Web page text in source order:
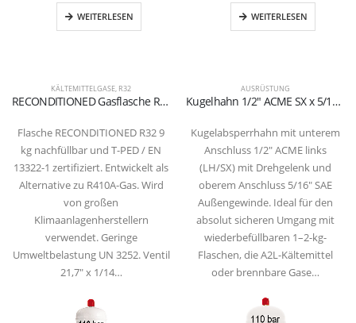
KÄLTEMITTELGASE R32
RECONDITIONED Gasflasche R32 9 kg Ventil W21.7×1/14 SX
Flasche RECONDITIONED R32 9
kg nachfüllbar und T-PED / EN
13322-1 zertifiziert. Entwickelt als
Alternative zu R410A-Gas. Wird
von großen
Klimaanlagenherstellern
verwendet. Geringe
Umweltbelastung UN 3252. Ventil
21,7″ x 1/14…
WEITERLESEN
AUSRÜSTUNG
Kugelhahn 1/2″ ACME SX x 5/16″ SAE für wiederbefüllbare Gasflaschen (1–2 kg)
Kugelabsperrhahn mit unterem
Anschluss 1/2″ ACME links
(LH/SX) mit Drehgelenk und
oberem Anschluss 5/16″ SAE
Außengewinde. Ideal für den
absolut sicheren Umgang mit
wiederbefüllbaren 1–2-kg-
Flaschen, die A2L-Kältemittel
oder brennbare Gase…
WEITERLESEN